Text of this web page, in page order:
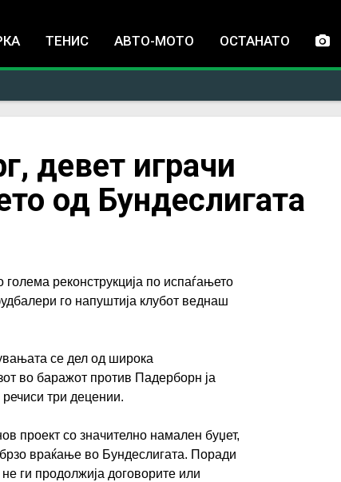
ТЕНИС АВТО-МОТО ОСТАНАТО
девет играчи
од Бундеслигата
реконструкција по испаѓањето
го напуштија клубот веднаш
се дел од широка
во баражот против Падерборн ја
речиси три децении.
проект со значително намален буџет,
враќање во Бундеслигата. Поради
ги продолжија договорите или